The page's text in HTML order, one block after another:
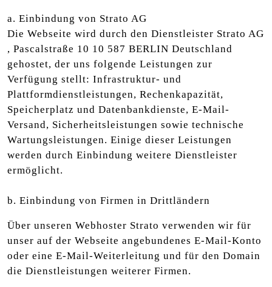
a. Einbindung von Strato AG
Die Webseite wird durch den Dienstleister Strato AG
, Pascalstraße 10 10 587 BERLIN Deutschland
gehostet, der uns folgende Leistungen zur
Verfügung stellt: Infrastruktur- und
Plattformdienstleistungen, Rechenkapazität,
Speicherplatz und Datenbankdienste, E-Mail-
Versand, Sicherheitsleistungen sowie technische
Wartungsleistungen. Einige dieser Leistungen
werden durch Einbindung weitere Dienstleister
ermöglicht.
b. Einbindung von Firmen in Drittländern
Über unseren Webhoster Strato verwenden wir für
unser auf der Webseite angebundenes E-Mail-Konto
oder eine E-Mail-Weiterleitung und für den Domain
die Dienstleistungen weiterer Firmen.